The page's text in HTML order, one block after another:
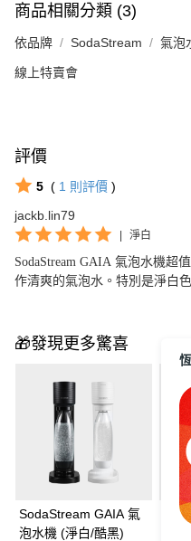
商品相關分類 (3)
依品牌 SodaStream 氣泡
線上特賣會
評價
5 ( 1 則評價 )
jackb.lin79
淨白
SodaStream GAIA 氣泡水機超
作清爽的氣泡水。特別是淨白
🎁發現更多驚喜
SodaStream GAIA 氣
泡水機 (淨白/酷黑)
泡